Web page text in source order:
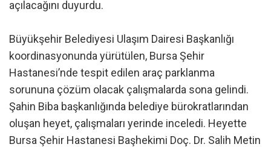
açılacağını duyurdu.
Büyükşehir Belediyesi Ulaşım Dairesi Başkanlığı
koordinasyonunda yürütülen, Bursa Şehir
Hastanesi’nde tespit edilen araç parklanma
sorununa çözüm olacak çalışmalarda sona gelindi.
Şahin Biba başkanlığında belediye bürokratlarından
oluşan heyet, çalışmaları yerinde inceledi. Heyette
Bursa Şehir Hastanesi Başhekimi Doç. Dr. Salih Metin